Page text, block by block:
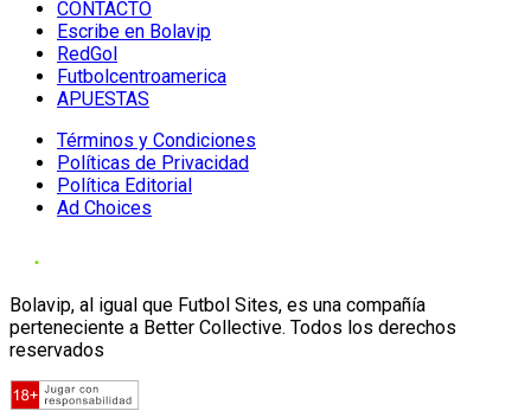
CONTACTO
Escribe en Bolavip
RedGol
Futbolcentroamerica
APUESTAS
Términos y Condiciones
Políticas de Privacidad
Política Editorial
Ad Choices
Bolavip, al igual que Futbol Sites, es una compañía
perteneciente a Better Collective. Todos los derechos
reservados